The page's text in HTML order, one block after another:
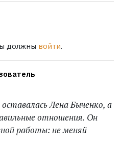
должны войти.
Лена Быченко, а
отношения. Он
работы: не меняй